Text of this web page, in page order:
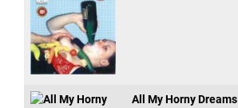
All My Horny Dreams